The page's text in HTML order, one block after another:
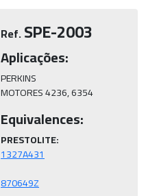
Ref.SPE-2003
Aplicações:
PERKINS
MOTORES 4236, 6354
Equivalences:
PRESTOLITE:
870649Z